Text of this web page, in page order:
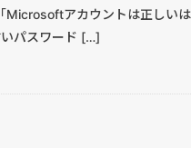
Microsoftアカウントは正しい
パスワード […]